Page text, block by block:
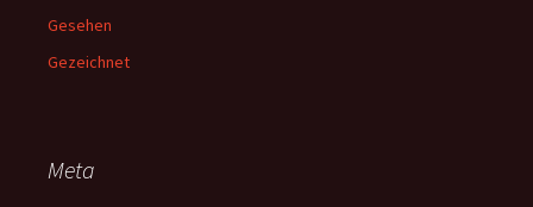
Gesehen
Gezeichnet
Meta